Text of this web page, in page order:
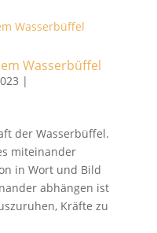
Wasserbüffel
|
der Wasserbüffel.
miteinander
in Wort und Bild
abhängen ist
Kräfte zu